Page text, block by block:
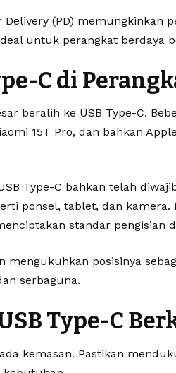
(PD) memungkinkan
untuk perangkat berdaya
C di
beralih ke USB Type-C.
15T Pro, dan bahkan
Type-C bahkan telah
ponsel, tablet, dan kamera.
standar pengisian
mengukuhkan posisinya
serbaguna.
Type-C
kemasan. Pastikan